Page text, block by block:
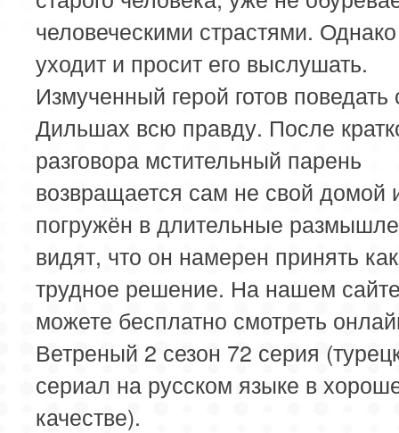
человеческими страстями.
уходит и просит его выслушать.
Измученный герой готов поведать
Дильшах всю правду. После
разговора мстительный парень
возвращается сам не свой домой
погружён в длительные
видят, что он намерен принять
трудное решение. На нашем
можете бесплатно смотреть
Ветреный 2 сезон 72 серия
сериал на русском языке в
качестве).